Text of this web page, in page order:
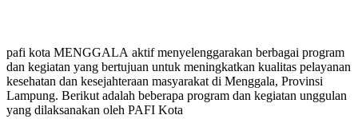
pafi kota MENGGALA aktif menyelenggarakan berbagai program
dan kegiatan yang bertujuan untuk meningkatkan kualitas pelayanan
kesehatan dan kesejahteraan masyarakat di Menggala, Provinsi
Lampung. Berikut adalah beberapa program dan kegiatan unggulan
yang dilaksanakan oleh PAFI Kota